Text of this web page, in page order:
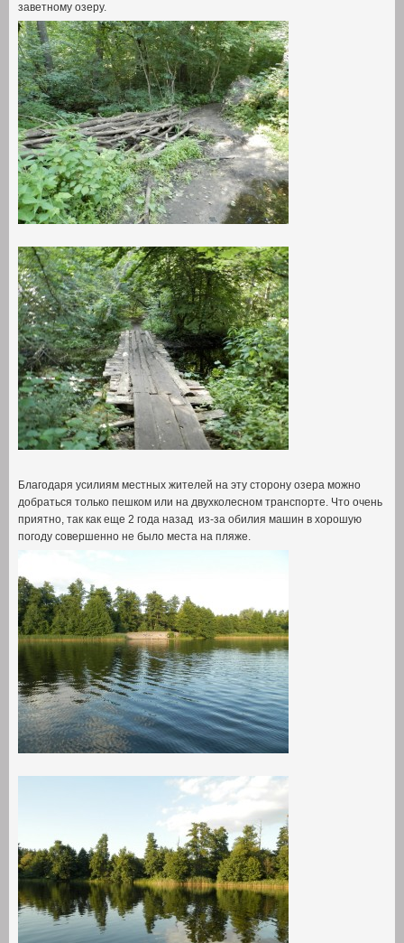
заветному озеру.
Благодаря усилиям местных жителей на эту сторону озера можно
добраться только пешком или на двухколесном транспорте. Что очень
приятно, так как еще 2 года назад из-за обилия машин в хорошую
погоду совершенно не было места на пляже.